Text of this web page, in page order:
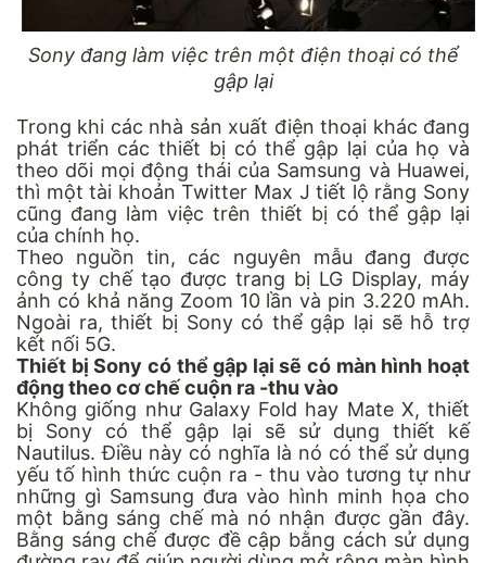
Sony đang làm việc trên một điện thoại có thể
gập lại
Trong khi các nhà sản xuất điện thoại khác đang
phát triển các thiết bị có thể gập lại của họ và
theo dõi mọi động thái của Samsung và Huawei,
thì một tài khoản Twitter Max J tiết lộ rằng Sony
cũng đang làm việc trên thiết bị có thể gập lại
của chính họ.
Theo nguồn tin, các nguyên mẫu đang được
công ty chế tạo được trang bị LG Display, máy
ảnh có khả năng Zoom 10 lần và pin 3.220 mAh.
Ngoài ra, thiết bị Sony có thể gập lại sẽ hỗ trợ
kết nối 5G.
Thiết bị Sony có thể gập lại sẽ có màn hình hoạt
động theo cơ chế cuộn ra -thu vào
Không giống như Galaxy Fold hay Mate X, thiết
bị Sony có thể gập lại sẽ sử dụng thiết kế
Nautilus. Điều này có nghĩa là nó có thể sử dụng
yếu tố hình thức cuộn ra - thu vào tương tự như
những gì Samsung đưa vào hình minh họa cho
một bằng sáng chế mà nó nhận được gần đây.
Bằng sáng chế được đề cập bằng cách sử dụng